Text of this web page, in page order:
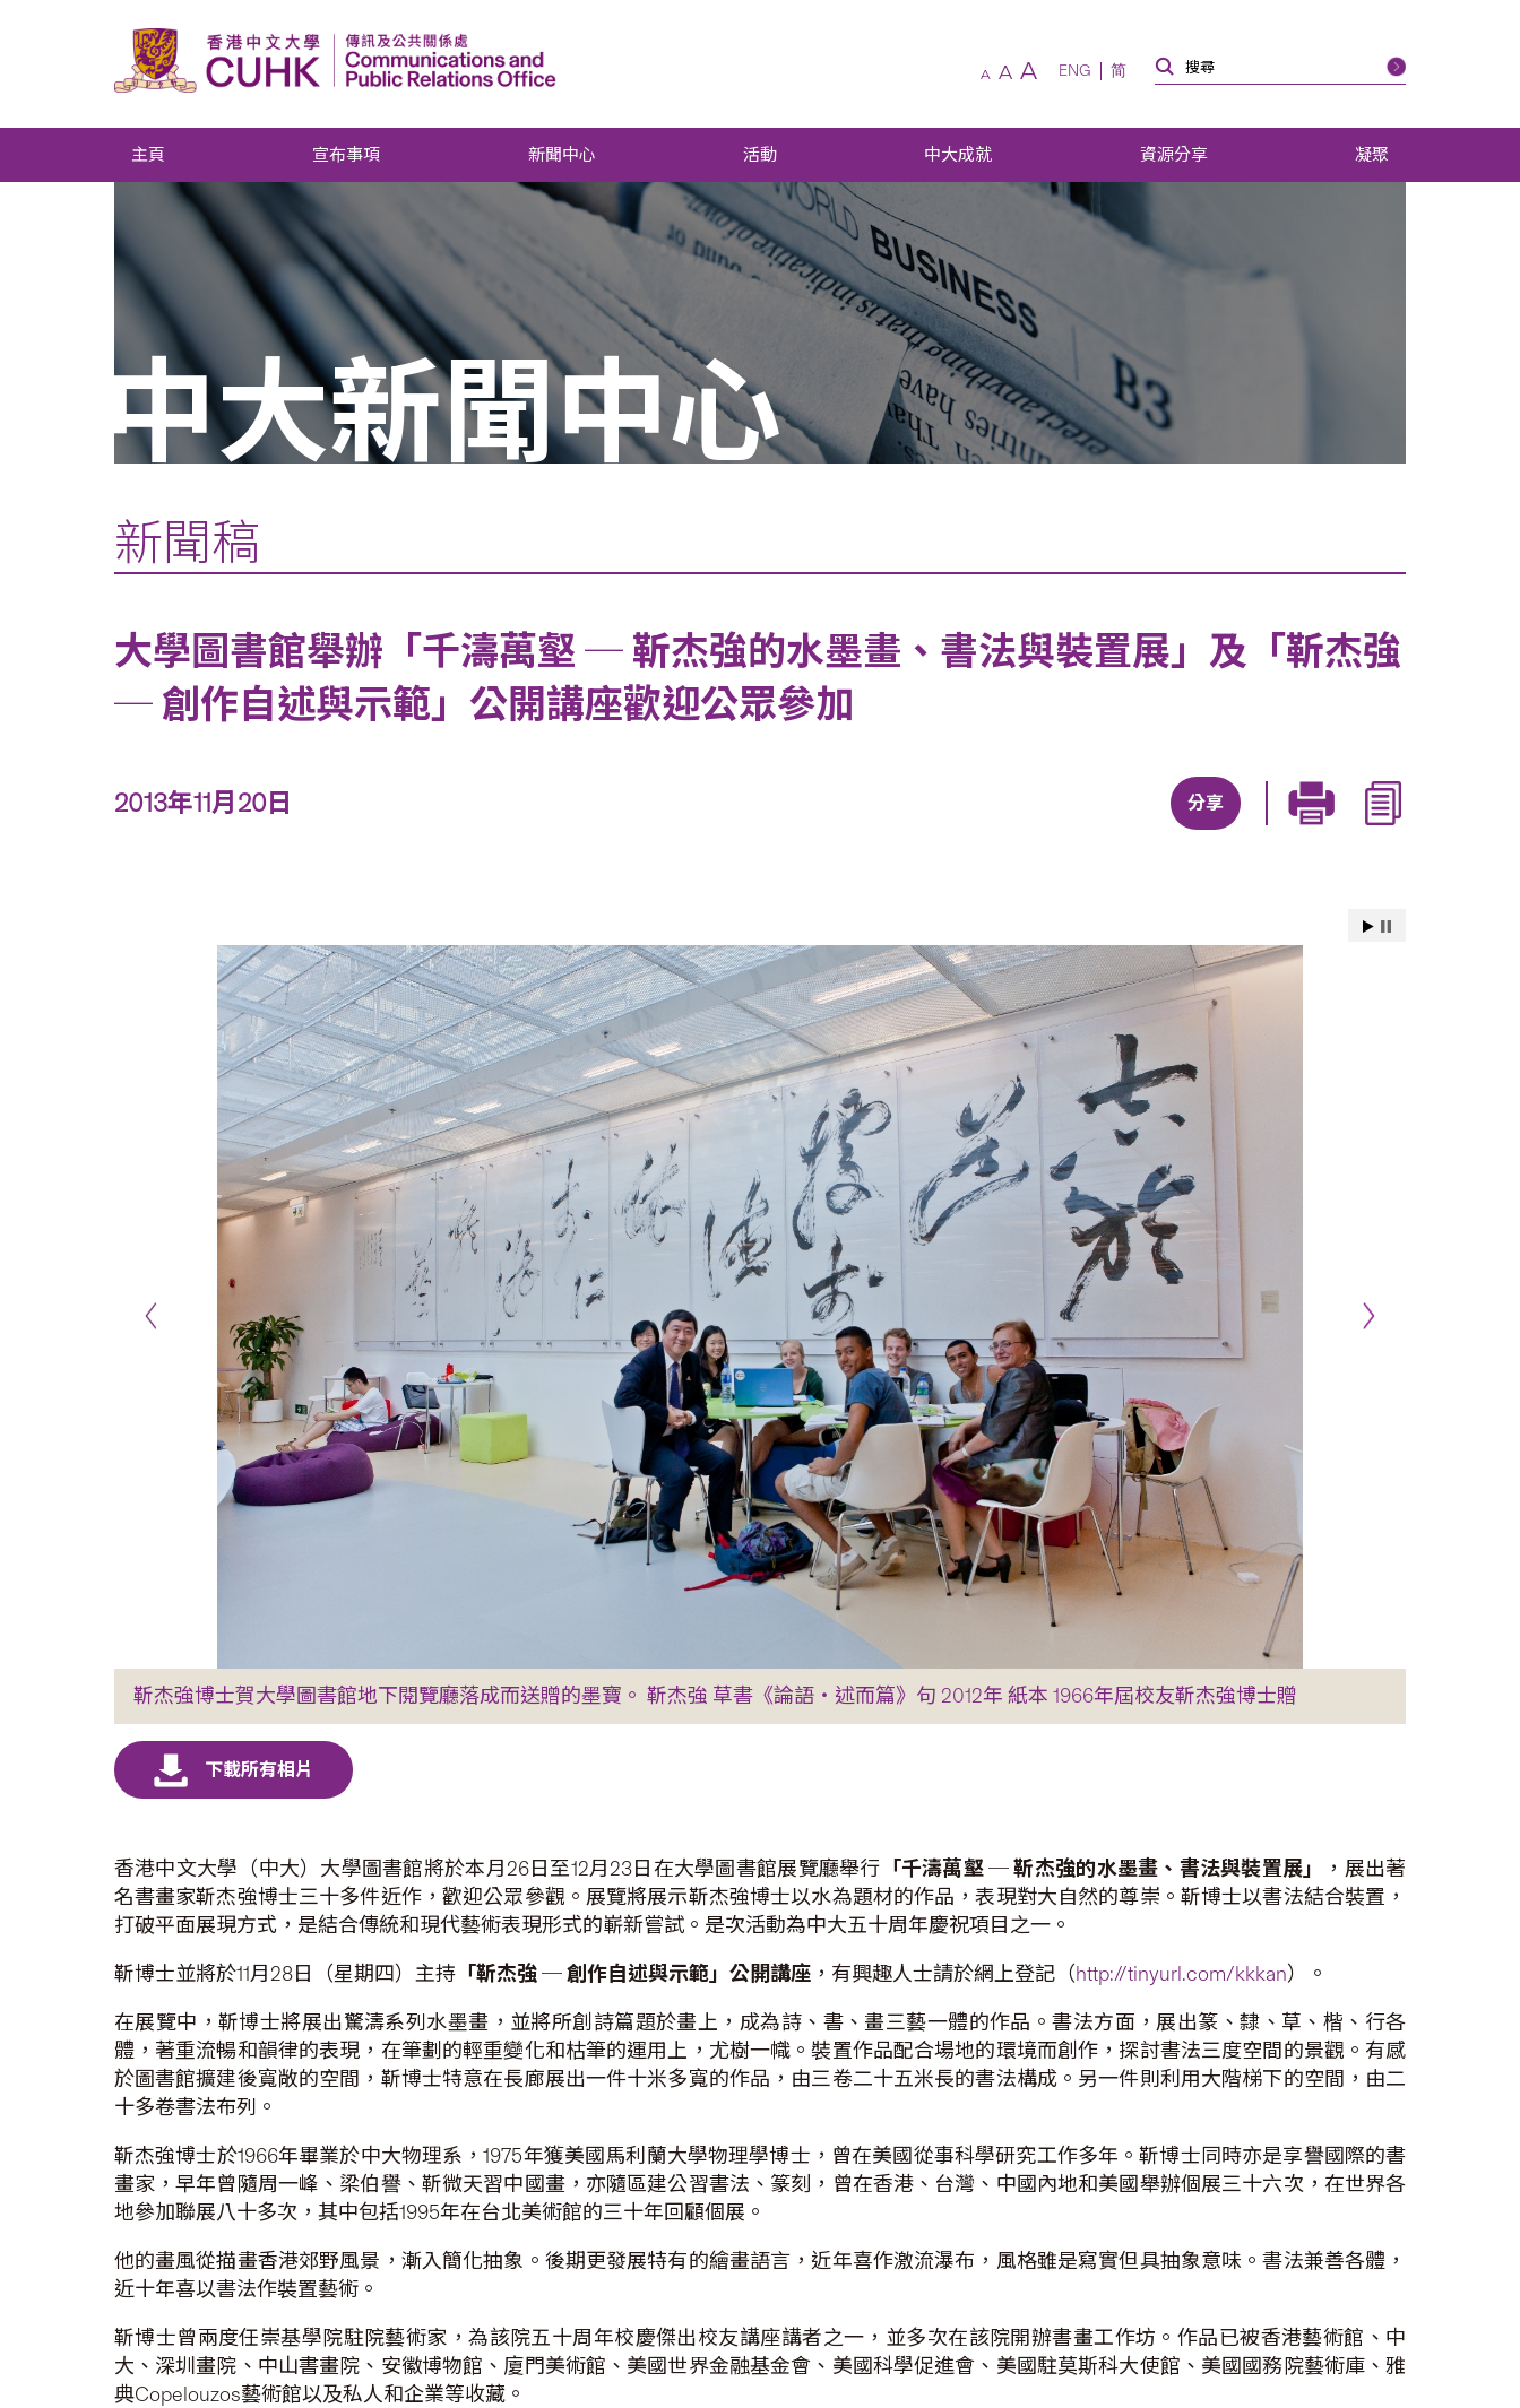
A A A ENG 简
主頁 宣布事項 新聞中心 活動 中大成就 資源分享 凝聚
中大新聞中心
新聞稿
大學圖書館舉辦「千濤萬壑 ─ 靳杰強的水墨畫、書法與裝置展」及「靳杰強
─ 創作自述與示範」公開講座歡迎公眾參加
2013年11月20日 分享
靳杰強博士賀大學圖書館地下閱覽廳落成而送贈的墨寶。 靳杰強 草書《論語‧述而篇》句 2012年 紙本 1966年屆校友靳杰強博士贈
香港中文大學（中大）大學圖書館將於本月26日至12月23日在大學圖書館展覽廳舉行 「千濤萬壑─ 靳杰強的水墨畫、書法與裝置展」
，展出著
名書畫家靳杰強博士三十多件近作，歡迎公眾參觀。展覽將展示靳杰強博士以水為題材的作品，表現對大自然的尊崇。靳博士以書法結合裝置，
打破平面展現方式，是結合傳統和現代藝術表現形式的嶄新嘗試。是次活動為中大五十周年慶祝項目之一。
靳博士並將於11月28日（星期四）主持「靳杰強─創作自述與示範」公開講座，有興趣人士請於網上登記（http://tinyurl.com/kkkan）。
在展覽中，靳博士將展出驚濤系列水墨畫，並將所創詩篇題於畫上，成為詩、書、畫三藝一體的作品。書法方面，展出篆、隸、草、楷、行各
體，著重流暢和韻律的表現，在筆劃的輕重變化和枯筆的運用上，尤樹一幟。裝置作品配合場地的環境而創作，探討書法三度空間的景觀。有感
於圖書館擴建後寬敞的空間，靳博士特意在長廊展出一件十米多寬的作品，由三卷二十五米長的書法構成。另一件則利用大階梯下的空間，由二
十多卷書法布列。
靳杰強博士於1966年畢業於中大物理系，1975年獲美國馬利蘭大學物理學博士，曾在美國從事科學研究工作多年。靳博士同時亦是享譽國際的書
畫家，早年曾隨周一峰、梁伯譽、靳微天習中國畫，亦隨區建公習書法、篆刻，曾在香港、台灣、中國內地和美國舉辦個展三十六次，在世界各
地參加聯展八十多次，其中包括1995年在台北美術館的三十年回顧個展。
他的畫風從描畫香港郊野風景，漸入簡化抽象。後期更發展特有的繪畫語言，近年喜作激流瀑布，風格雖是寫實但具抽象意味。書法兼善各體，
近十年喜以書法作裝置藝術。
靳博士曾兩度任崇基學院駐院藝術家，為該院五十周年校慶傑出校友講座講者之一，並多次在該院開辦書畫工作坊。作品已被香港藝術館、中
大、深圳畫院、中山書畫院、安徽博物館、廈門美術館、美國世界金融基金會、美國科學促進會、美國駐莫斯科大使館、美國國務院藝術庫、雅
典Copelouzos藝術館以及私人和企業等收藏。